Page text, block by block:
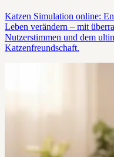
Katzen Simulation online:
Leben verändern – mit
Nutzerstimmen und dem
Katzenfreundschaft.